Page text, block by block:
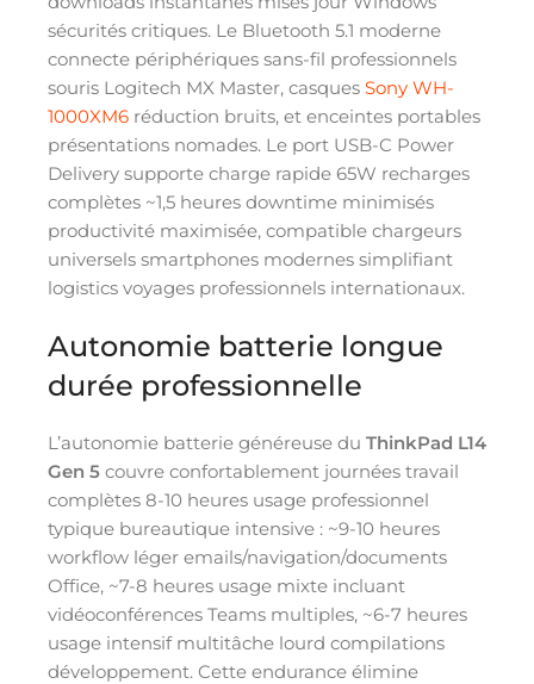
sécurités critiques. Le Bluetooth 5.1 moderne
connecte périphériques sans-fil professionnels
souris Logitech MX Master, casques Sony WH-
1000XM6 réduction bruits, et enceintes portables
présentations nomades. Le port USB-C Power
Delivery supporte charge rapide 65W recharges
complètes ~1,5 heures downtime minimisés
productivité maximisée, compatible chargeurs
universels smartphones modernes simplifiant
logistics voyages professionnels internationaux.
Autonomie batterie longue
durée professionnelle
L’autonomie batterie généreuse du ThinkPad L14
Gen 5 couvre confortablement journées travail
complètes 8-10 heures usage professionnel
typique bureautique intensive : ~9-10 heures
workflow léger emails/navigation/documents
Office, ~7-8 heures usage mixte incluant
vidéoconférences Teams multiples, ~6-7 heures
usage intensif multitâche lourd compilations
développement. Cette endurance élimine